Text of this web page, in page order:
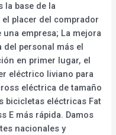
la base de la
placer del comprador
empresa; La mejora
personal más el
en primer lugar, el
eléctrico liviano para
eléctrica de tamaño
bicicletas eléctricas Fat
E más rápida. Damos
nacionales y